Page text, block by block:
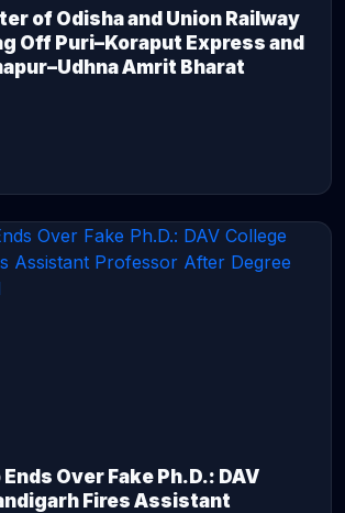
of Odisha and Union Railway
Off Puri–Koraput Express and
Amrit Bharat
Over Fake Ph.D.: DAV
Fires Assistant